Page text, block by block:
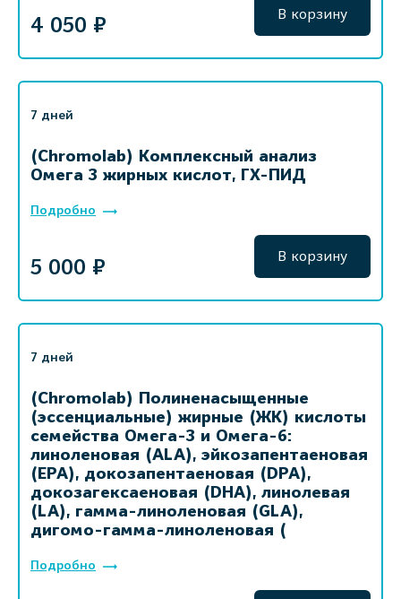
4 050 ₽ В корзину
7 дней
(Chromolab) Комплексный анализ
Омега 3 жирных кислот, ГХ-ПИД
Подробно
5 000 ₽ В корзину
7 дней
(Chromolab) Полиненасыщенные
(эссенциальные) жирные (ЖК) кислоты
семейства Омега-3 и Омега-6:
линоленовая (ALA), эйкозапентаеновая
(EPA), докозапентаеновая (DPA),
докозагексаеновая (DHA), линолевая
(LA), гамма-линоленовая (GLA),
дигомо-гамма-линоленовая (
Подробно